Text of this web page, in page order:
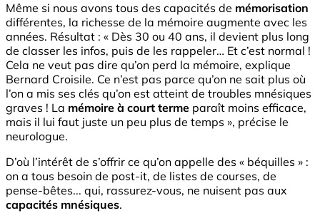
Même si nous avons tous des capacités de mémorisation
différentes, la richesse de la mémoire augmente avec les
années. Résultat : « Dès 30 ou 40 ans, il devient plus long
de classer les infos, puis de les rappeler… Et c’est normal !
Cela ne veut pas dire qu’on perd la mémoire, explique
Bernard Croisile. Ce n’est pas parce qu’on ne sait plus où
l’on a mis ses clés qu’on est atteint de troubles mnésiques
graves ! La mémoire à court terme paraît moins efficace,
mais il lui faut juste un peu plus de temps », précise le
neurologue.
D’où l’intérêt de s’offrir ce qu’on appelle des « béquilles » :
on a tous besoin de post-it, de listes de courses, de
pense-bêtes... qui, rassurez-vous, ne nuisent pas aux
capacités mnésiques.